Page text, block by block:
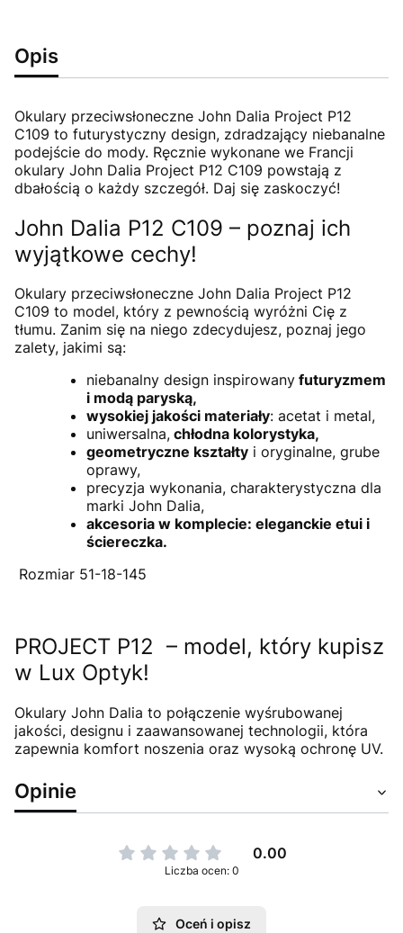
Opis
Okulary przeciwsłoneczne John Dalia Project P12
C109 to futurystyczny design, zdradzający niebanalne
podejście do mody. Ręcznie wykonane we Francji
okulary John Dalia Project P12 C109 powstają z
dbałością o każdy szczegół. Daj się zaskoczyć!
John Dalia P12 C109 – poznaj ich
wyjątkowe cechy!
Okulary przeciwsłoneczne John Dalia Project P12
C109 to model, który z pewnością wyróżni Cię z
tłumu. Zanim się na niego zdecydujesz, poznaj jego
zalety, jakimi są:
niebanalny design inspirowany futuryzmem
i modą paryską,
wysokiej jakości materiały: acetat i metal,
uniwersalna, chłodna kolorystyka,
geometryczne kształty i oryginalne, grube
oprawy,
precyzja wykonania, charakterystyczna dla
marki John Dalia,
akcesoria w komplecie: eleganckie etui i
ściereczka.
Rozmiar 51-18-145
PROJECT P12 – model, który kupisz
w Lux Optyk!
Okulary John Dalia to połączenie wyśrubowanej
jakości, designu i zaawansowanej technologii, która
zapewnia komfort noszenia oraz wysoką ochronę UV.
Opinie
0.00
Liczba ocen: 0
Oceń i opisz